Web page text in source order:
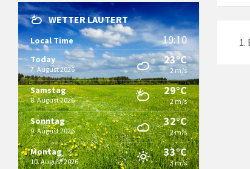
WETTER LAUTERT
Local Time 19:10
Today
7. August 2026
23°C
2 m/s
Samstag
8. August 2026
29°C
2 m/s
Sonntag
9. August 2026
32°C
2 m/s
Montag
10. August 2026
33°C
3 m/s